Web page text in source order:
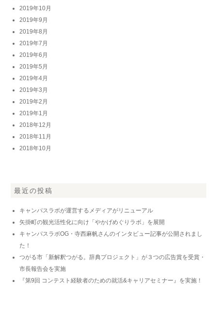
2019年10月
2019年9月
2019年8月
2019年7月
2019年6月
2019年5月
2019年4月
2019年3月
2019年2月
2019年1月
2018年12月
2018年11月
2018年10月
最近の投稿
キャンパスラボが運営するメディアがリニューアル
矢掛町の観光活性化に向け「やかげめぐりラボ」を展開
キャンパスラボOG・寺西麻帆さんのインタビュー記事が公開されまし
た！
つがる市「新解釈つがる。辞典プロジェクト」が３つの広告賞を受賞・
市長報告会を実施
『第9回 コンテスト経験者のための就活&キャリアセミナー』を実施！